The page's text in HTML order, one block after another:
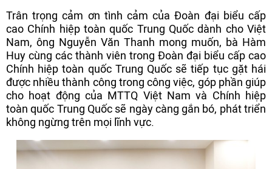
Trân trọng cảm ơn tình cảm của Đoàn đại biểu cấp
cao Chính hiệp toàn quốc Trung Quốc dành cho Việt
Nam, ông Nguyễn Văn Thanh mong muốn, bà Hàm
Huy cùng các thành viên trong Đoàn đại biểu cấp cao
Chính hiệp toàn quốc Trung Quốc sẽ tiếp tục gặt hái
được nhiều thành công trong công việc, góp phần giúp
cho hoạt động của MTTQ Việt Nam và Chính hiệp
toàn quốc Trung Quốc sẽ ngày càng gắn bó, phát triển
không ngừng trên mọi lĩnh vực.